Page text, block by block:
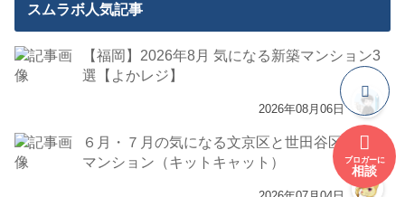
スムラボ人気記事
【福岡】2026年8月 気になる新築マンション3
選【よかレジ】
2026年08月06日
６月・７月の気になる文京区と世田谷区の新築
マンション（キットキャット）
ブロガーに
相談